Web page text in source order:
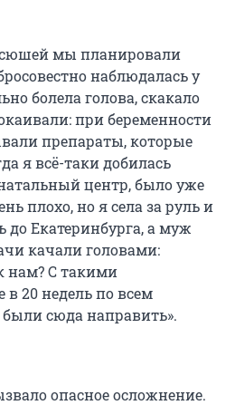
мы планировали
наблюдалась у
болела голова, скакало
при беременности
препараты, которые
я всё-таки добилась
центр, было уже
плохо, но я села за руль и
до Екатеринбурга, а муж
качали головами:
нам? С такими
20 недель по всем
сюда направить».
опасное осложнение.